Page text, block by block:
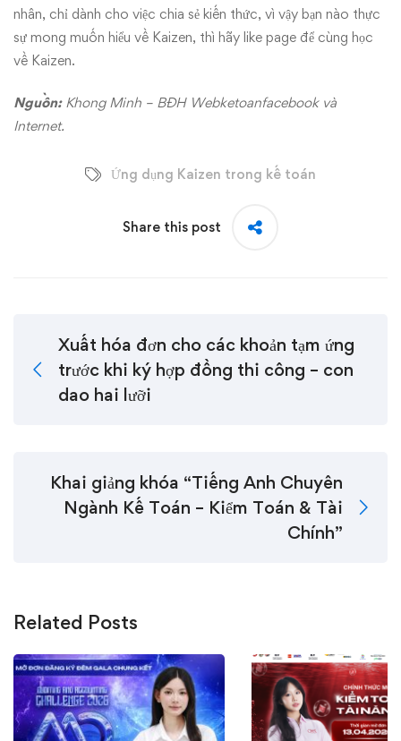
nhân, chỉ dành cho việc chia sẻ kiến thức, vì vậy bạn nào thực
sự mong muốn hiểu về Kaizen, thì hãy like page để cùng học
về Kaizen.
Nguồn:Khong Minh – BĐH Webketoanfacebook và
Internet.
Ứng dụng Kaizen trong kế toán
Share this post
Xuất hóa đơn cho các khoản tạm ứng
trước khi ký hợp đồng thi công – con
dao hai lưỡi
Khai giảng khóa “Tiếng Anh Chuyên
Ngành Kế Toán – Kiểm Toán & Tài
Chính”
Related Posts